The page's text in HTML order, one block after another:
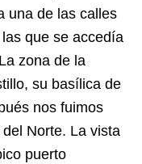
una de las calles
que se accedía
zona de la
su basílica de
nos fuimos
Norte. La vista
puerto